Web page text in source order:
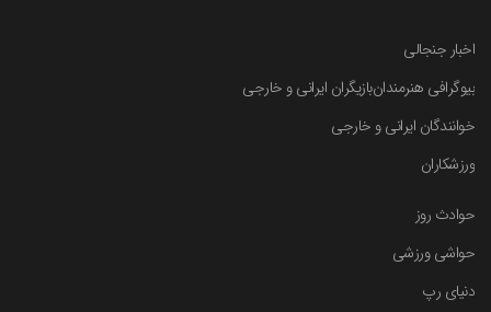
اخبار جنجالی
بیوگرافی هنرمندانبازیگران ایرانی و خارجی
خوانندگان ایرانی و خارجی
ورزشکاران
حوادث روز
حواشی ورزشی
دنیای رپ